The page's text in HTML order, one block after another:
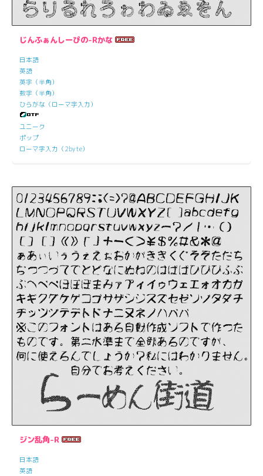
じんふぁんしーぴの-Rかな
日本語
英語
英字（半角）
数字（半角）
ひらがな（ローマ字入力）
ユニーク
ポップ
ローマ字入力（2byte）
ジン乱角-R
日本語
英語